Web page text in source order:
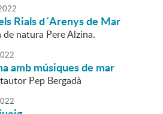
Rials d´Arenys de Mar
natura Pere Alzina.
amb músiques de mar
Pep Bergadà